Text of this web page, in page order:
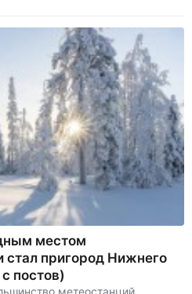
местом
стал пригород Нижнего
постов)
метеостанций